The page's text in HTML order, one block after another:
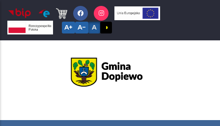
Przejdź
do
treści
A+ A− A ◑